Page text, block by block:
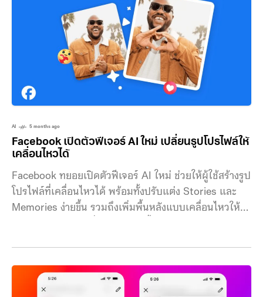
จำกัดนี้ เปิดให้ผู้ใช้สามารถย้ายตำแหน่งโพสต์ไปมาได้อย่าง
อิสระ โดยไม่จำกัดจำนวนครั้งในการจัดเรียงใหม่ ส่งผลให้
หน้าโปรไฟล์ไม่ใช่เพียงคลังเก็บคอนเทนต์อีกต่อไป แต่
กลายเป็นพื้นที่ที่สามารถออกแบบและปรับเปลี่ยนได้ตลอด
เวลา การเปลี่ยนแปลงนี้มีความสำคัญอย่างมากสำหรับฝั่งค
รีเอเตอร์ แบรนด์ และธุรกิจที่ใช้ Instagram เป็นเครื่องมือ
สร้างตัวตนออนไลน์ เพราะหน้าโปรไฟล์มักเป็นจุดตัดสินใจ
Stories, การค้นหา หรือการถูกแท็ก ครีเอเตอร์หรือ
แบรนด์สามารถเลือกนำเสนอผลงานเด่นๆ
AI 5 months ago
Facebook เปิดตัวฟีเจอร์ AI ใหม่ เปลี่ยนรูปโปรไฟล์ให้
เคลื่อนไหวได้
Facebook ทยอยเปิดตัวฟีเจอร์ AI ใหม่ ช่วยให้ผู้ใช้สร้างรูป
โปรไฟล์ที่เคลื่อนไหวได้ พร้อมทั้งปรับแต่ง Stories และ
Memories ง่ายขึ้น รวมถึงเพิ่มพื้นหลังแบบเคลื่อนไหวให้
โปรย โบกมือ และรูปหัวใจ โดยแนะนำให้ใช้ภาพถ่ายที่มี
บุคคลเพียงคนเดียว หันหน้าเข้ากล้อง เห็นใบหน้าชัดเจน